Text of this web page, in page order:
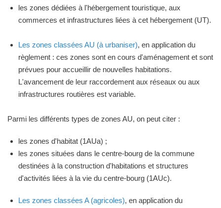
les zones dédiées à l'hébergement touristique, aux
commerces et infrastructures liées à cet hébergement (UT).
Les zones classées AU (à urbaniser), en application du
règlement : ces zones sont en cours d'aménagement et sont
prévues pour accueillir de nouvelles habitations.
L'avancement de leur raccordement aux réseaux ou aux
infrastructures routières est variable.
Parmi les différents types de zones AU, on peut citer :
les zones d'habitat (1AUa) ;
les zones situées dans le centre-bourg de la commune
destinées à la construction d'habitations et structures
d'activités liées à la vie du centre-bourg (1AUc).
Les zones classées A (agricoles), en application du